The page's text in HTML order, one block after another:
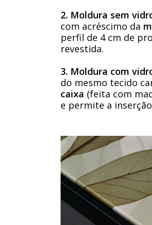
2. Moldura sem
com acréscimo da
perfil de 4 cm de
revestida.
3. Moldura com
do mesmo tecido
caixa (feita com
e permite a